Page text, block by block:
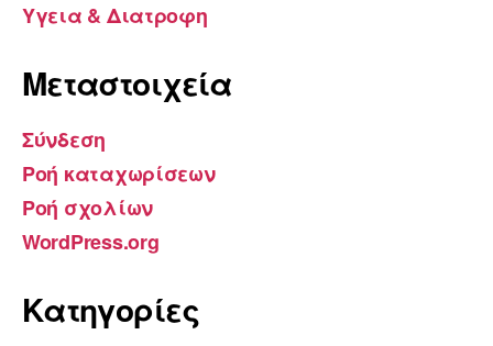
Υγεια & Διατροφη
Μεταστοιχεία
Σύνδεση
Ροή καταχωρίσεων
Ροή σχολίων
WordPress.org
Kατηγορίες